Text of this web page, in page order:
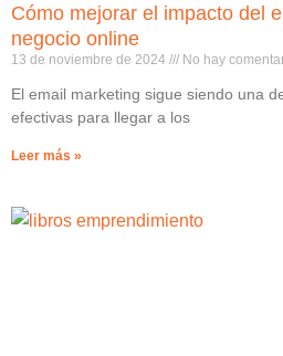
Cómo mejorar el impacto del
negocio online
13 de noviembre de 2024 No hay
El email marketing sigue siendo una
efectivas para llegar a los
Leer más »